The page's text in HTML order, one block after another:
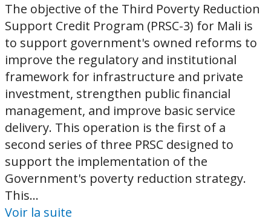
The objective of the Third Poverty Reduction
Support Credit Program (PRSC-3) for Mali is
to support government's owned reforms to
improve the regulatory and institutional
framework for infrastructure and private
investment, strengthen public financial
management, and improve basic service
delivery. This operation is the first of a
second series of three PRSC designed to
support the implementation of the
Government's poverty reduction strategy.
This...
Voir la suite